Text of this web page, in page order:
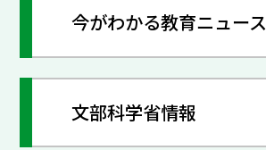
今がわかる教育ニュース
文部科学省情報